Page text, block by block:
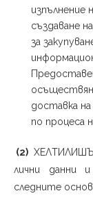
изпълнение
създаване
за
доставка
по процеса
(2)
лични данни
следните